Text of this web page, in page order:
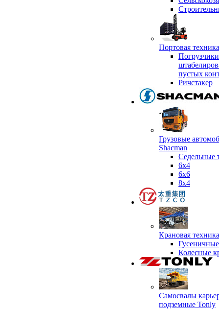
Портовая
пустых
Ричстакер
Грузовые
Shacman
Седельные
6х4
6x6
8x4
Крановая
Колесные
Самосвалы
подземные Tonly